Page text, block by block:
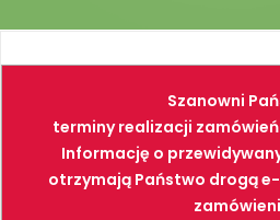
NARZĘDZIA
FARBY
Szanowni
terminy realizacji
Informację o
otrzymają Państwo drogą